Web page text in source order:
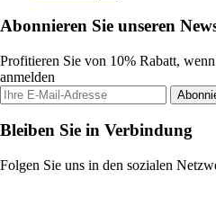
Abonnieren Sie unseren
Profitieren Sie von 10% Rabatt,
anmelden
Bleiben Sie in Verbindung
Folgen Sie uns in den sozialen